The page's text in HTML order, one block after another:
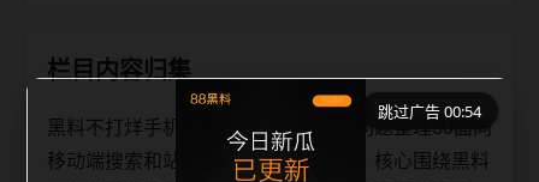
栏目内容归集
黑料不打烊手机版入口实时更新相关问题整理30面向
移动端搜索和站内连续阅读场景整理，核心围绕黑料
跳过广告 00:54